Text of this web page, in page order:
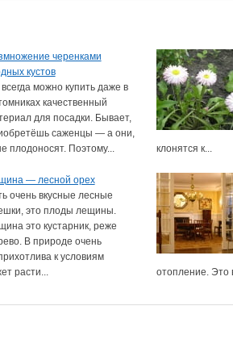
черенками
кустов
можно купить даже в
качественный
для посадки. Бывает,
саженцы — а они,
плодоносят. Поэтому...
клонятся к...
— лесной орех
очень вкусные лесные
это плоды лещины.
это кустарник, реже
В природе очень
к условиям
расти...
отопление. Это